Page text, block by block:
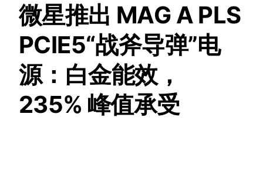
微星推出 MAG A PLS
PCIE5“战斧导弹”电
源：白金能效，
235% 峰值承受